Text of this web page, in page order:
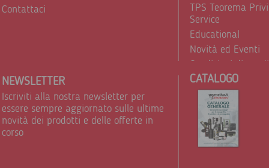
Contattaci
TPS Teorema
Service
Educational
Novità ed Eventi
Condizioni di
Trattamento dei
NEWSLETTER
Iscriviti alla nostra newsletter per
essere sempre aggiornato sulle ultime
novità dei prodotti e delle offerte in
corso
CATALOGO